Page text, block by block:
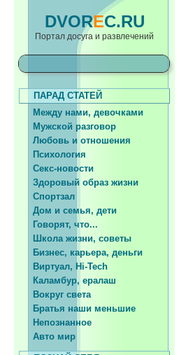
DVOREC.RU
Портал досуга и развлечений
ПАРАД СТАТЕЙ
Между нами, девочками
Мужской разговор
Любовь и отношения
Психология
Секс-новости
Здоровый образ жизни
Спортзал
Дом и семья, дети
Говорят, что...
Школа жизни, советы
Бизнес, карьера, деньги
Виртуал, Hi-Tech
Каламбур, ералаш
Вокруг света
Братья наши меньшие
Непознанное
Авто мир